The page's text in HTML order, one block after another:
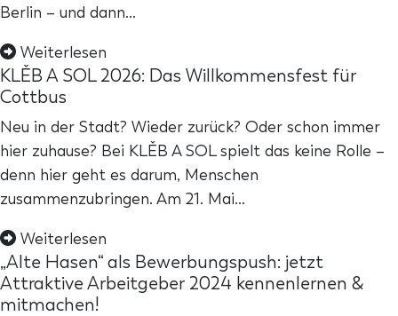
Berlin – und dann…
Weiterlesen
KLĚB A SOL 2026: Das Willkommensfest für
Cottbus
Neu in der Stadt? Wieder zurück? Oder schon immer
hier zuhause? Bei KLĚB A SOL spielt das keine Rolle –
denn hier geht es darum, Menschen
zusammenzubringen. Am 21. Mai…
Weiterlesen
„Alte Hasen“ als Bewerbungspush: jetzt
Attraktive Arbeitgeber 2024 kennenlernen &
mitmachen!